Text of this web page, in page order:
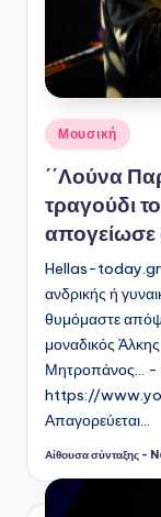
Αναρτήθηκε
σε
Μουσική
΄΄Λούνα
τραγούδι
Hellas-today.gr
ανδρικής ή
θυμόμαστε
μοναδικός
Μητροπάνος... -
https://
Απαγορεύεται…
Συγγραφέας:
Αίθουσα σύνταξης -